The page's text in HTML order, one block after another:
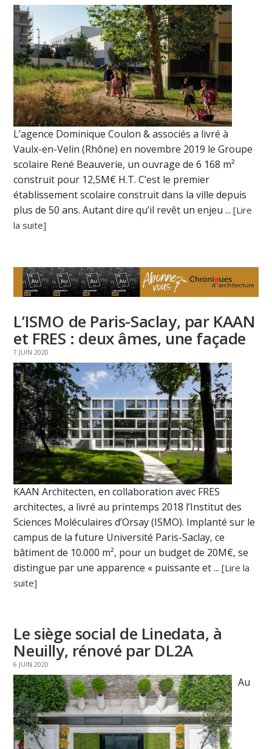
L’agence Dominique Coulon & associés a livré à
Vaulx-en-Velin (Rhône) en novembre 2019 le Groupe
scolaire René Beauverie, un ouvrage de 6 168 m²
construit pour 12,5M€ H.T. C’est le premier
établissement scolaire construit dans la ville depuis
plus de 50 ans. Autant dire qu’il revêt un enjeu ...[Lire
la suite]
L’ISMO de Paris-Saclay, par KAAN
et FRES : deux âmes, une façade
7 JUIN 2020
KAAN Architecten, en collaboration avec FRES
architectes, a livré au printemps 2018 l’Institut des
Sciences Moléculaires d’Orsay (ISMO). Implanté sur le
campus de la future Université Paris-Saclay, ce
bâtiment de 10.000 m², pour un budget de 20M€, se
distingue par une apparence « puissante et ...[Lire la
suite]
Le siège social de Linedata, à
Neuilly, rénové par DL2A
6 JUIN 2020
Au